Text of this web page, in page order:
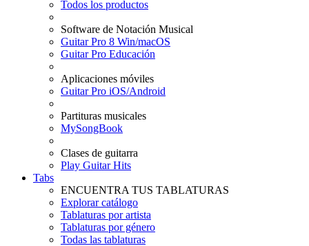
Todos los productos
Software de Notación Musical
Guitar Pro 8 Win/macOS
Guitar Pro Educación
Aplicaciones móviles
Guitar Pro iOS/Android
Partituras musicales
MySongBook
Clases de guitarra
Play Guitar Hits
Tabs
ENCUENTRA TUS TABLATURAS
Explorar catálogo
Tablaturas por artista
Tablaturas por género
Todas las tablaturas